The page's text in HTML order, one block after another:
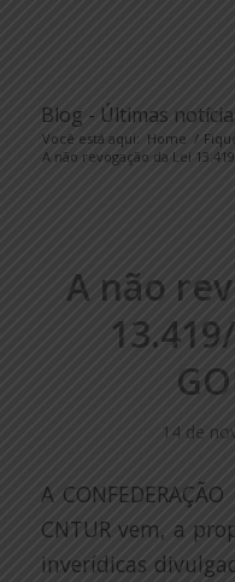
Blog - Últimas
Você está aqui: Home /
A não revogação da Lei 13.419/
A não
14 de
A
CNTUR vem, a
inverídicas